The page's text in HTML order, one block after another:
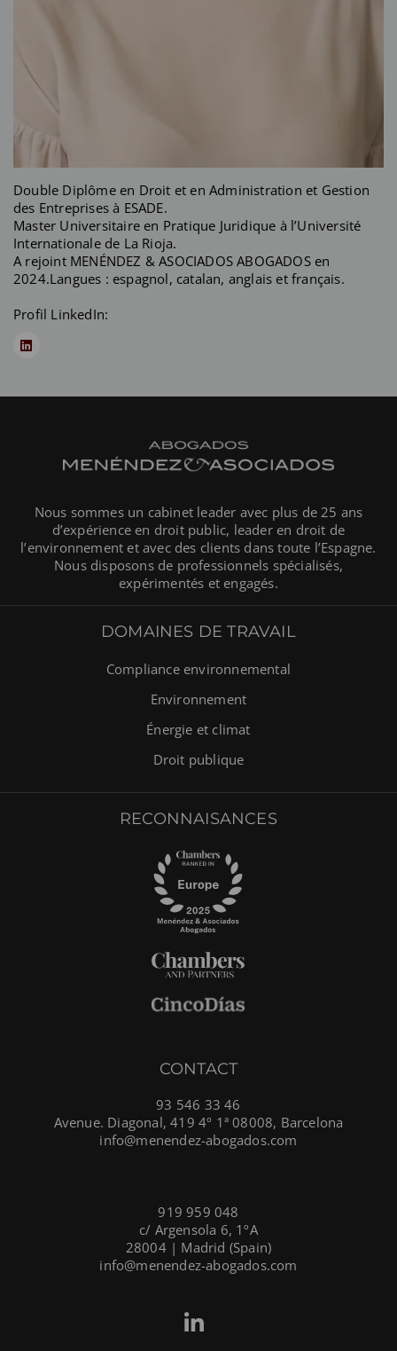
Double Diplôme en Droit et en Administration et Gestion
des Entreprises à ESADE.
Master Universitaire en Pratique Juridique à l’Université
Internationale de La Rioja.
A rejoint MENÉNDEZ & ASOCIADOS ABOGADOS en
2024.Langues : espagnol, catalan, anglais et français.
Profil LinkedIn:
Nous sommes un cabinet leader avec plus de 25 ans
d’expérience en droit public, leader en droit de
l’environnement et avec des clients dans toute l’Espagne.
Nous disposons de professionnels spécialisés,
expérimentés et engagés.
DOMAINES DE TRAVAIL
Compliance environnemental
Environnement
Énergie et climat
Droit publique
RECONNAISANCES
CONTACT
93 546 33 46
Avenue. Diagonal, 419 4º 1ª 08008, Barcelona
info@menendez-abogados.com
919 959 048
c/ Argensola 6, 1ºA
28004 | Madrid (Spain)
info@menendez-abogados.com